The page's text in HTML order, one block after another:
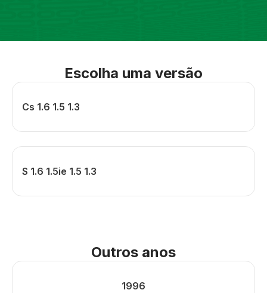
Escolha uma versão
Cs 1.6 1.5 1.3
S 1.6 1.5ie 1.5 1.3
Outros anos
1996